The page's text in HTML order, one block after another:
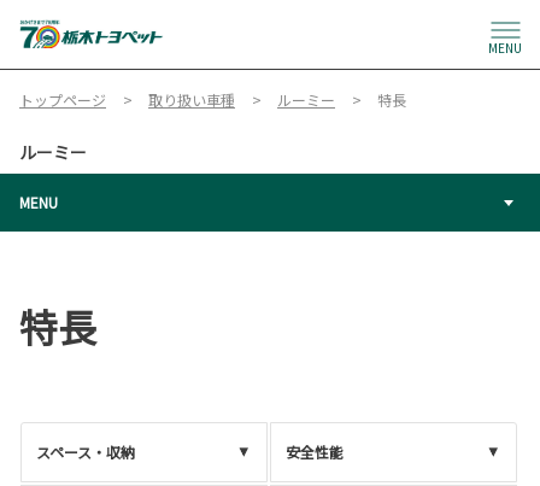
MENU
トップページ 取り扱い車種 ルーミー 特長
ルーミー
MENU
特長
スペース・収納 安全性能